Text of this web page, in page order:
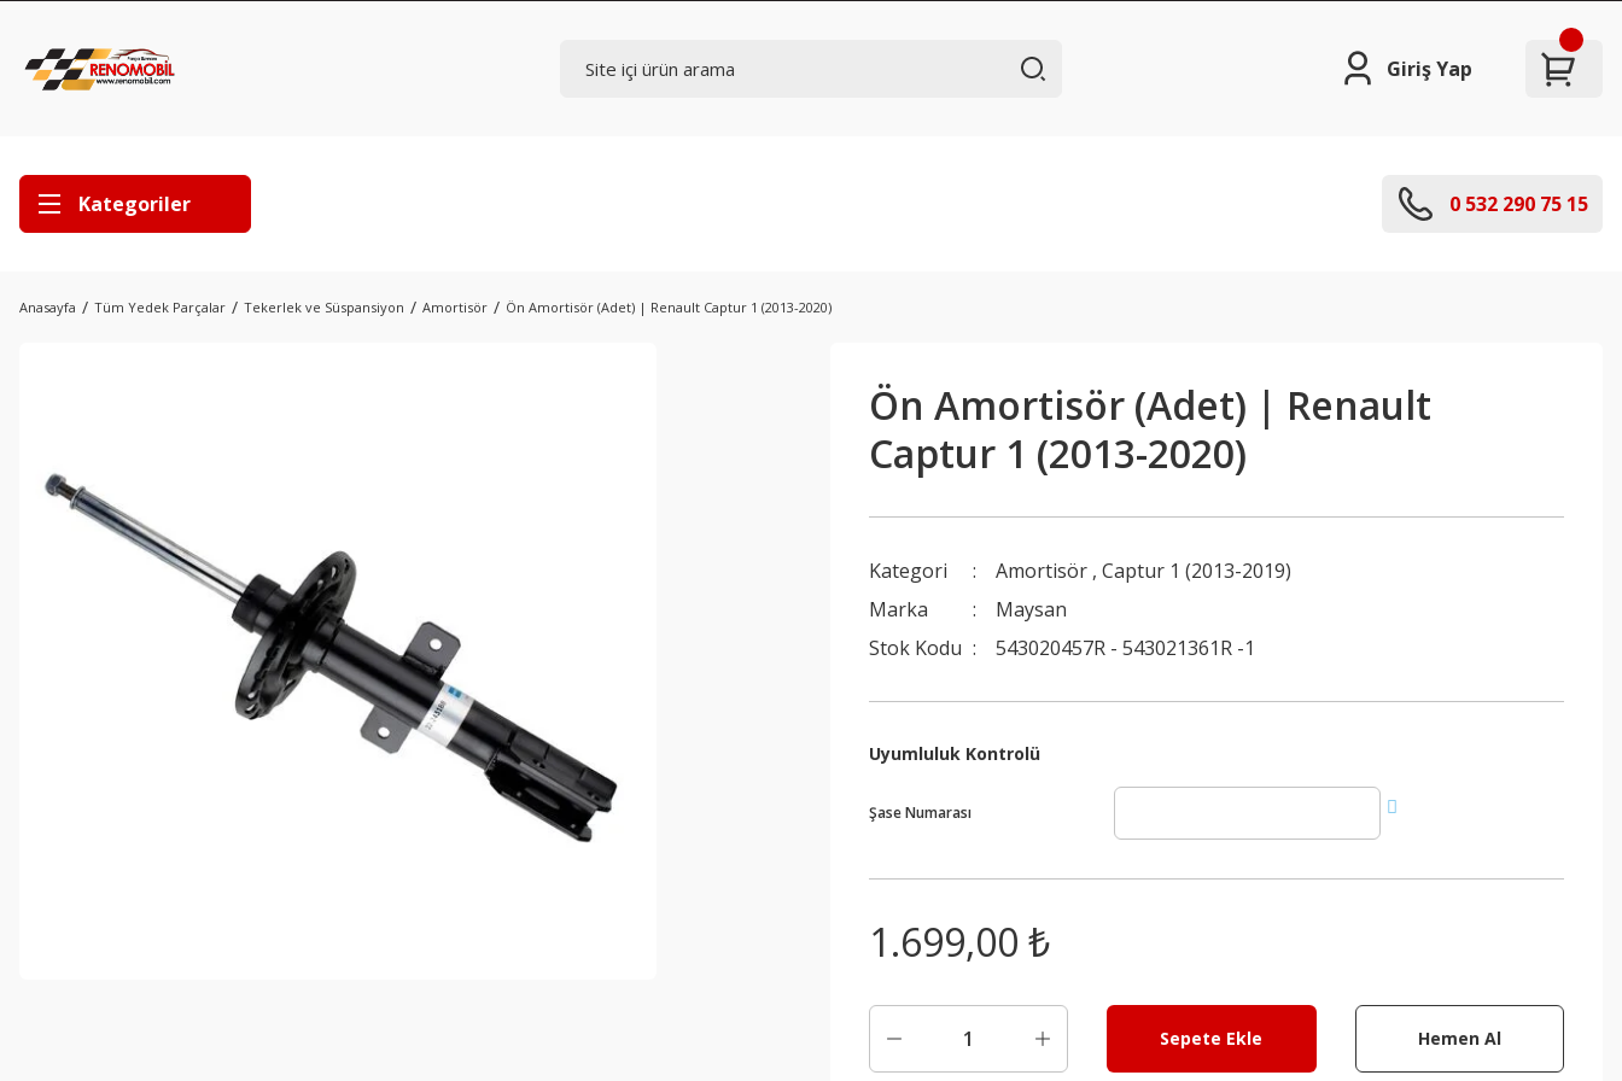
Giriş Yap
Kategoriler 0 532 290 75 15
Anasayfa Tüm Yedek Parçalar Tekerlek ve Süspansiyon Amortisör Ön Amortisör (Adet) | Renault Captur 1 (2013-2020)
Ön Amortisör (Adet) | Renault
Captur 1 (2013-2020)
Kategori Amortisör ,Captur 1 (2013-2019)
Marka
Maysan
Stok Kodu
543020457R - 543021361R -1
Uyumluluk Kontrolü
Şase Numarası
1.699,00 ₺
Sepete Ekle Hemen Al